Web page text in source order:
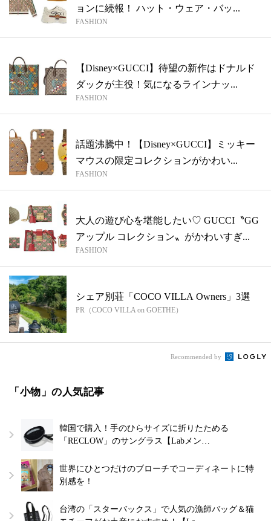
ョンに続報！ ハット・ウェア・バッ...
FASHION
【Disney×GUCCI】待望の新作はドナルド
ダックが主役！気になるラインナッ...
FASHION
話題沸騰中！【Disney×GUCCI】ミッキー
マウスの限定コレクションがかわい...
FASHION
大人の遊び心を堪能したい♡ GUCCI〝GG
アップル コレクション〟がかわいすぎ...
FASHION
シェア別荘「COCO VILLA Owners」3選
PR（COCO VILLA on GOETHE）
Recommended by
「小物」の人気記事
韓国で購入！手のひらサイズに折りたためる
「RECLOW」のサングラス【Labメン…
世界にひとつだけのブローチでコーディネートに特
別感を！
台湾の「スターバックス」で人気の漁師バッグ＆猫